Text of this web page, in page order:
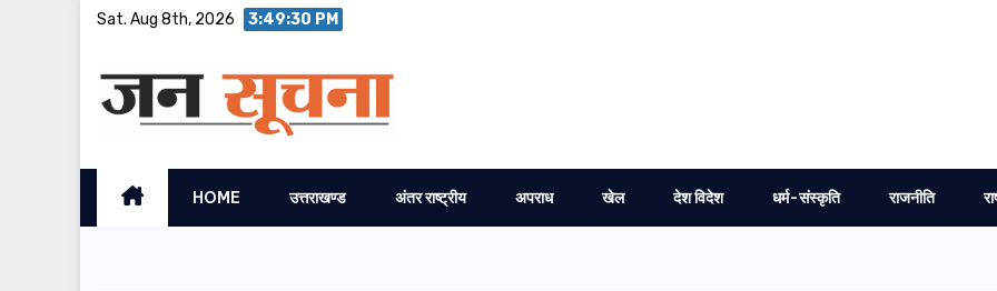
Sat. Aug 8th, 2026 3:49:31 PM
HOME उत्तराखण्ड अंतर राष्ट्रीय अपराध खेल देश विदेश धर्म-संस्कृति राजनीति